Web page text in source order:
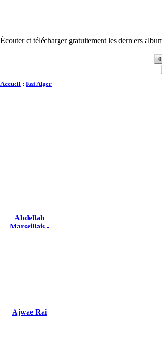
Écouter et télécharger gratuitement les derniers
0
Accueil : Rai Alger
Abdellah
Marseillais -
Ajwae Rai